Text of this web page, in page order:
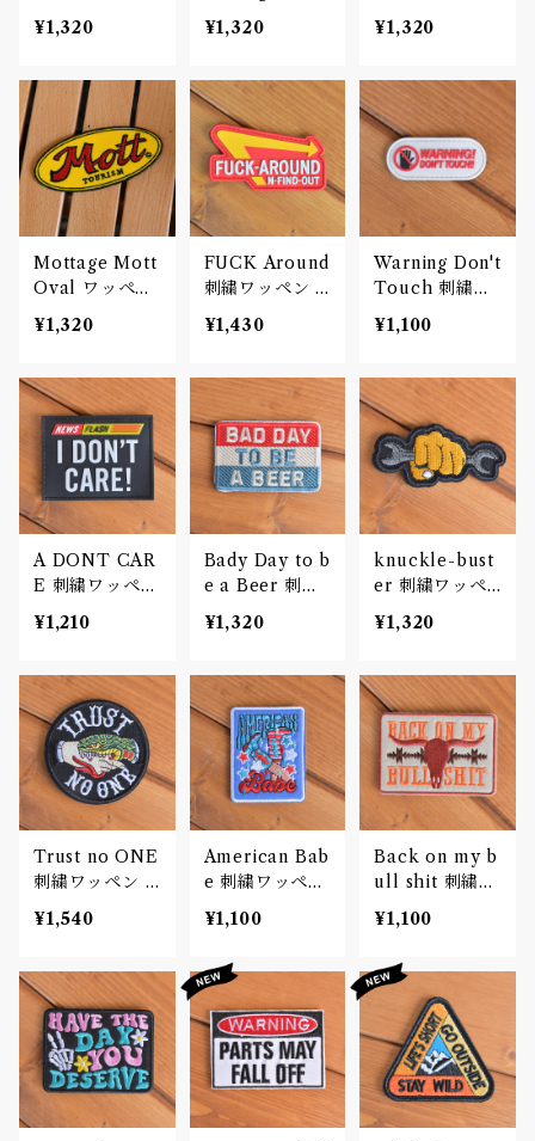
ペン 刺繍 Patc
¥1,320
ペン 刺繍 Patc
¥1,320
刺繍 Patch
¥1,320
Mottage Mott
Oval ワッペン
刺繍 Patch
¥1,320
FUCK Around
刺繍ワッペン P
atch
¥1,430
Warning Don't
Touch 刺繍ワ
ッペン Patch
¥1,100
A DONT CAR
E 刺繍ワッペン
Patch
¥1,210
Bady Day to b
e a Beer 刺繍
ワッペン Patc
h
¥1,320
knuckle-bust
er 刺繍ワッペ
ン Patch
¥1,320
Trust no ONE
刺繍ワッペン P
atch
¥1,540
American Bab
e 刺繍ワッペン
Patch
¥1,100
Back on my b
ull shit 刺繍ワ
ッペン Patch
¥1,100